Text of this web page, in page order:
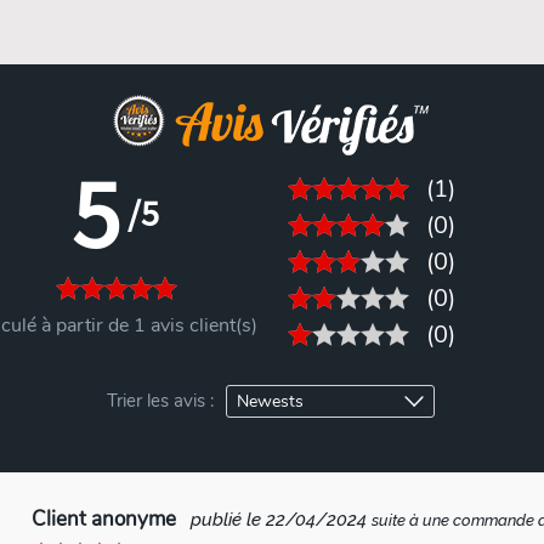
5/5
à partir de 1 avis client(s)
(1)
(0)
(0)
(0)
(0)
Trier les avis :
Client anonyme publié le 22/04/2024 suite à une commande